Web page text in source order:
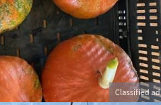
Classified ad